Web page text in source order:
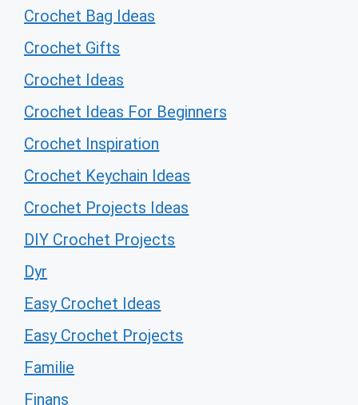
Crochet Bag Ideas
Crochet Gifts
Crochet Ideas
Crochet Ideas For Beginners
Crochet Inspiration
Crochet Keychain Ideas
Crochet Projects Ideas
DIY Crochet Projects
Dyr
Easy Crochet Ideas
Easy Crochet Projects
Familie
Finans